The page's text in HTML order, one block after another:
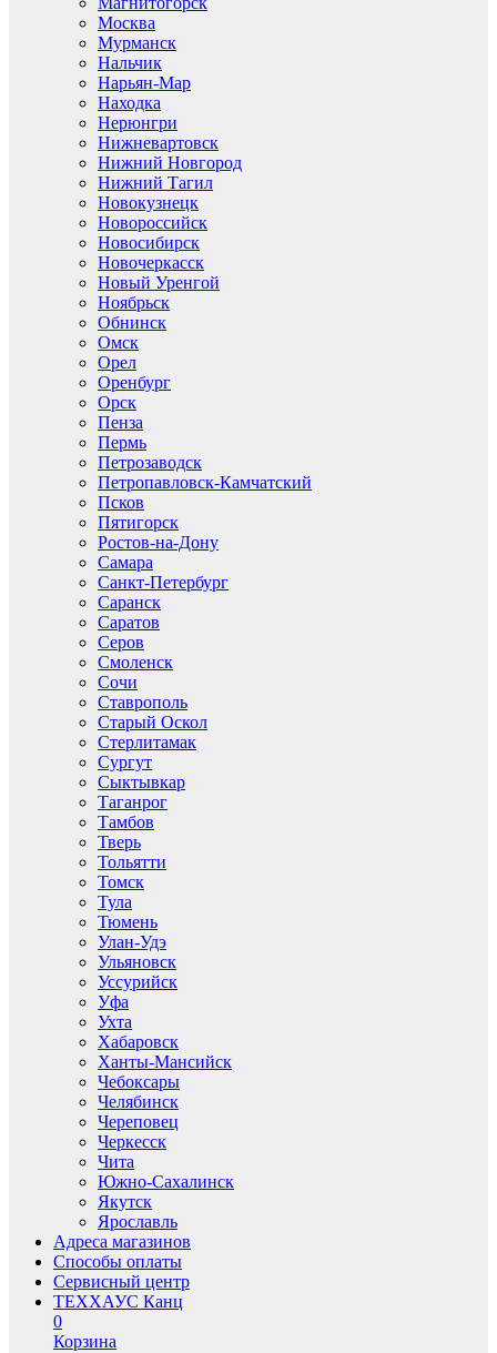
Москва
Мурманск
Нальчик
Нарьян-Мар
Находка
Нерюнгри
Нижневартовск
Нижний Новгород
Нижний Тагил
Новокузнецк
Новороссийск
Новосибирск
Новочеркасск
Новый Уренгой
Ноябрьск
Обнинск
Омск
Орел
Оренбург
Орск
Пенза
Пермь
Петрозаводск
Петропавловск-Камчатский
Псков
Пятигорск
Ростов-на-Дону
Самара
Санкт-Петербург
Саранск
Саратов
Серов
Смоленск
Сочи
Ставрополь
Старый Оскол
Стерлитамак
Сургут
Сыктывкар
Таганрог
Тамбов
Тверь
Тольятти
Томск
Тула
Тюмень
Улан-Удэ
Ульяновск
Уссурийск
Уфа
Ухта
Хабаровск
Ханты-Мансийск
Чебоксары
Челябинск
Череповец
Черкесск
Чита
Южно-Сахалинск
Якутск
Ярославль
Адреса магазинов
Способы оплаты
Сервисный центр
ТЕХХАУС Канц
0
Корзина